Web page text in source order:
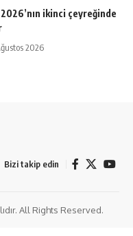
ikinci çeyreğinde
2026
Bizi takip edin
All Rights Reserved.